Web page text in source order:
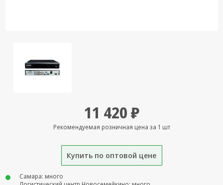
Сотовой связи
Штекеры,
Переходники
Аудиотехника
11 420 ₽
Рекомендуемая розничная цена за 1 шт
Купить по оптовой цене
Самара: много